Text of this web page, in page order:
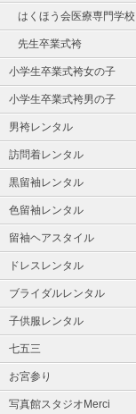
はくほう会医療専門学校
先生卒業式袴
小学生卒業式袴女の子
小学生卒業式袴男の子
男袴レンタル
訪問着レンタル
黒留袖レンタル
色留袖レンタル
留袖ヘアスタイル
ドレスレンタル
ブライダルレンタル
子供服レンタル
七五三
お宮参り
写真館スタジオMerci